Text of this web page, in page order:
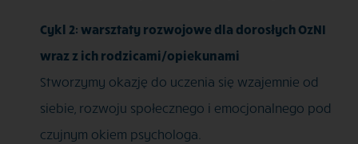
Cykl 2: warsztaty rozwojowe dla dorosłych OzNI
wraz z ich rodzicami/opiekunami
Stworzymy okazję do uczenia się wzajemnie od
siebie, rozwoju społecznego i emocjonalnego pod
czujnym okiem psychologa.